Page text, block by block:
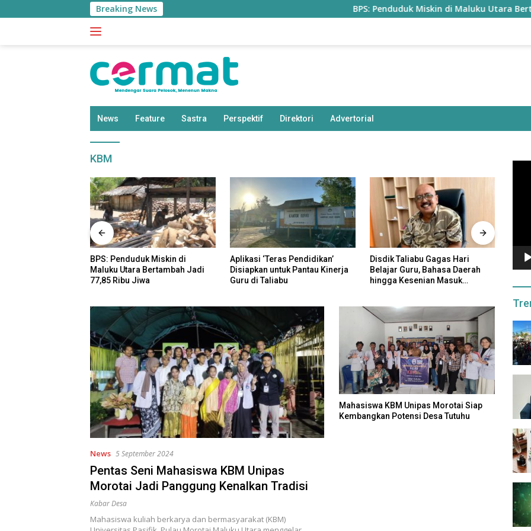
ke
Breaking News BPS: Penduduk Miskin di Maluku Utara Bertambah
News Feature Sastra Perspektif Direktori Advertorial
KBM
Aplikasi ‘Teras Pendidikan’
Disiapkan untuk Pantau Kinerja
Guru di Taliabu
Disdik Taliabu Gagas Hari
Belajar Guru, Bahasa Daerah
hingga Kesenian Masuk
Harga BBM Turun Mulai
Agustus, Warga Taliabu Harap
Pertamax Lebih Murah Lagi
News 5 September 2024
Pentas Seni Mahasiswa KBM Unipas
Morotai Jadi Panggung Kenalkan Tradisi
Kabar Desa
Mahasiswa kuliah berkarya dan bermasyarakat (KBM)
Mahasiswa KBM Unipas Morotai Siap
Kembangkan Potensi Desa Tutuhu